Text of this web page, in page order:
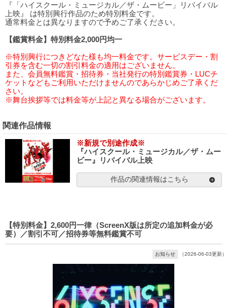
『「ハイスクール・ミュージカル／ザ・ムービー」リバイバル
上映』 は特別興行作品のため特別料金です。
通常料金とは異なりますので予めご了承ください。
【鑑賞料金】特別料金2,000円均一
※特別興行につきどなた様も均一料金です。サービスデー・割
引券を含む一切の割引料金の適用はございません。
また、会員無料鑑賞・招待券・当社発行の特別鑑賞券・LUCチ
ケットなどもご利用いただけませんのであらかじめご了承くだ
さい。
※舞台挨拶等では料金等が上記と異なる場合がございます。
関連作品情報
※新規で別途作成※
『ハイスクール・ミュージカル／ザ・ムー
ビー』リバイバル上映
作品の関連情報はこちら
【特別料金】2,600円一律（ScreenX版は所定の追加料金が必
要）／割引不可／招待券等無料鑑賞不可
お知らせ （2026-06-03更新）